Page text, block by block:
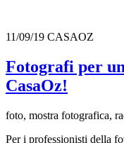
11/09/19 CASAOZ
Fotografi per
CasaOz!
foto, mostra fotografica,
Per i professionisti della